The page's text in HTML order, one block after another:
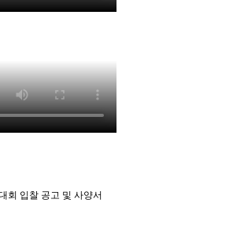
회 입찰 공고 및 사양서